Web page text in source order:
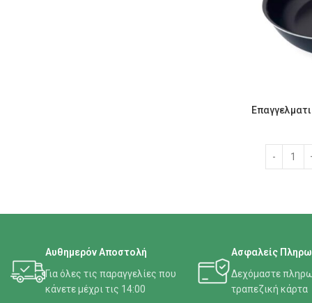
Αυθημερόν Αποστολή
Για όλες τις παραγγελίες που
κάνετε μέχρι τις 14:00
Ασφαλείς
Δεχόμαστε
τραπεζική κάρτα